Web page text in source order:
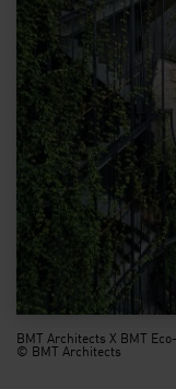
BMT Architects X BMT
© BMT Architects